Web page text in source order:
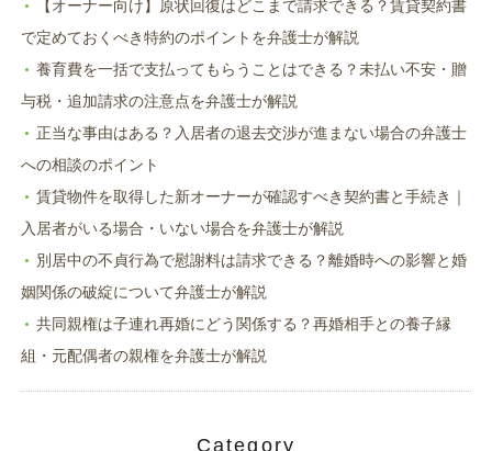
【オーナー向け】原状回復はどこまで請求できる？賃貸契約書
で定めておくべき特約のポイントを弁護士が解説
養育費を一括で支払ってもらうことはできる？未払い不安・贈
与税・追加請求の注意点を弁護士が解説
正当な事由はある？入居者の退去交渉が進まない場合の弁護士
への相談のポイント
賃貸物件を取得した新オーナーが確認すべき契約書と手続き｜
入居者がいる場合・いない場合を弁護士が解説
別居中の不貞行為で慰謝料は請求できる？離婚時への影響と婚
姻関係の破綻について弁護士が解説
共同親権は子連れ再婚にどう関係する？再婚相手との養子縁
組・元配偶者の親権を弁護士が解説
Category